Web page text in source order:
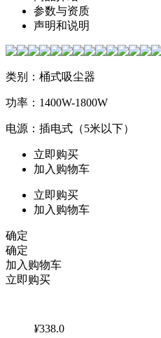
参数与资质
声明和说明
类别：桶式吸尘器
功率：1400W-1800W
电源：插电式（5米以下）
立即购买
加入购物车
立即购买
加入购物车
确定
确定
加入购物车
立即购买
¥338.0